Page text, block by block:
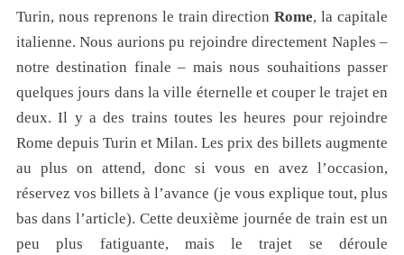
Turin, nous reprenons le train directionRome, la capitale
italienne. Nous aurions pu rejoindre directement Naples –
notre destination finale – mais nous souhaitions passer
quelques jours dans la ville éternelle et couper le trajet en
deux. Il y a des trains toutes les heures pour rejoindre
Rome depuis Turin et Milan. Les prix des billets augmente
au plus on attend, donc si vous en avez l’occasion,
réservez vos billets à l’avance (je vous explique tout, plus
bas dans l’article). Cette deuxième journée de train est un
peu plus fatiguante, mais le trajet se déroule